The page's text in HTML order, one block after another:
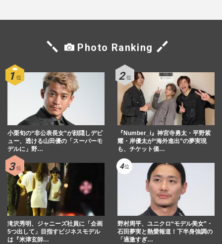
Photo Ranking
小栗旬の“非公表長女”が顔隠しデビ
ュー、透ける山田優の「スーパーモ
デルに」野…
『Number_i』神宮寺勇太・平野紫
耀・岸優太が“海外進出”の夢実現
も、チケット価…
滝沢秀明、ジャニーズ社員に「企画
5つ出して」目指すビジネスモデル
は『米津玄師…
野村周平、ユニクロ“モデル美女”・
石田夢実と熱愛報道！下半身強調の
「過激すぎ…